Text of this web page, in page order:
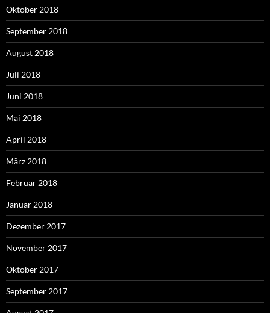
Oktober 2018
September 2018
August 2018
Juli 2018
Juni 2018
Mai 2018
April 2018
März 2018
Februar 2018
Januar 2018
Dezember 2017
November 2017
Oktober 2017
September 2017